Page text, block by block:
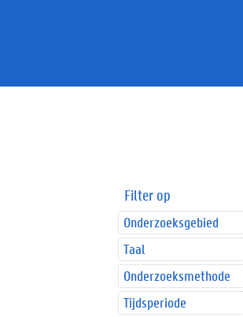
Filter op
Onderzoeksgebied
Taal
Onderzoeksmethode
Tijdsperiode